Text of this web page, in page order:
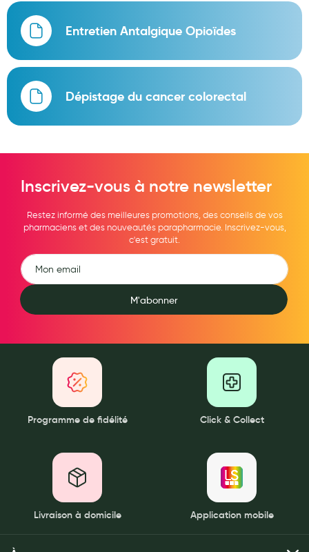
Entretien Antalgique Opioïdes
Dépistage du cancer colorectal
Inscrivez-vous à notre newsletter
Restez informé des meilleures promotions, des conseils de vos
pharmaciens et des nouveautés parapharmacie. Inscrivez-vous,
c'est gratuit.
M'abonner
Programme de fidélité Click & Collect
Livraison à domicile Application mobile